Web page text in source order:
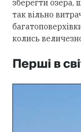
зберегти озера,
так вільно
колись
Перші в